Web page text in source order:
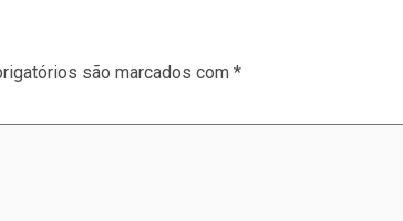
são marcados com *